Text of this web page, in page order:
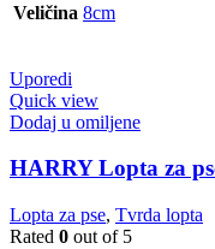
Veličina 8cm
Uporedi
Quick view
Dodaj u omiljene
HARRY Lopta za
Lopta za pse, Tvrda lopta
Rated 0 out of 5